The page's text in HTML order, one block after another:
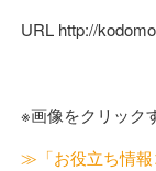
URL http://
※画像をクリック
≫「お役立ち情報